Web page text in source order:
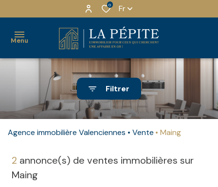
0 Fr
Menu
ACHETER
MAISONS
APPARTEMENTS
IMMEUBLES
LOCAUX
LOUER
LOCATION
MEUBLÉ
LOCATION
NOTRE
AGENCE
QUI
NOUS ?
NOTRE
EQUIPE
Filtrer
Agence immobilière Valenciennes Vente Maing
2 annonce(s) de ventes immobilières sur
Maing